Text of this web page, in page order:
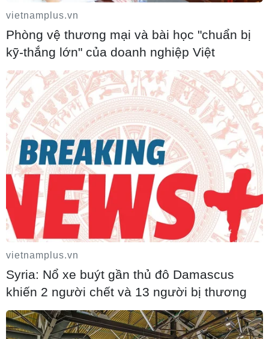
vietnamplus.vn
Phòng vệ thương mại và bài học "chuẩn bị
kỹ-thắng lớn" của doanh nghiệp Việt
vietnamplus.vn
Syria: Nổ xe buýt gần thủ đô Damascus
khiến 2 người chết và 13 người bị thương